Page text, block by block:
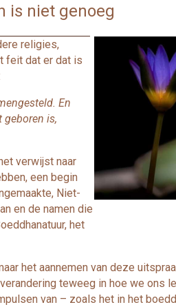
is niet genoeg
religies,
feit dat er dat is
En
geboren is,
verwijst naar
een begin
Niet-
en de namen die
het
het aannemen van deze
teweeg in hoe we ons
van – zoals het in het